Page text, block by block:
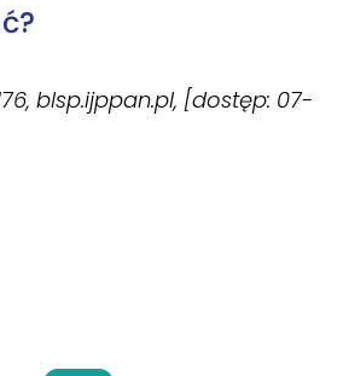
blsp.ijppan.pl, [dostęp: 07-